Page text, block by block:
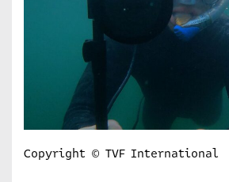
Copyright © TVF International